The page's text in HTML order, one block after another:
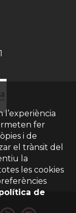
fer
i de
el trànsit del
la
les cookies
de